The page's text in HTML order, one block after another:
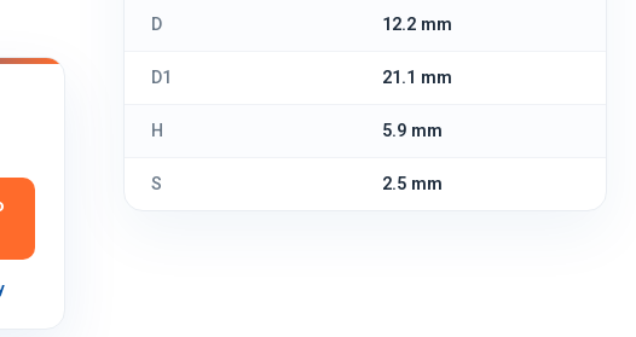
D 12.2 mm
D1 21.1 mm
H 5.9 mm
S 2.5 mm